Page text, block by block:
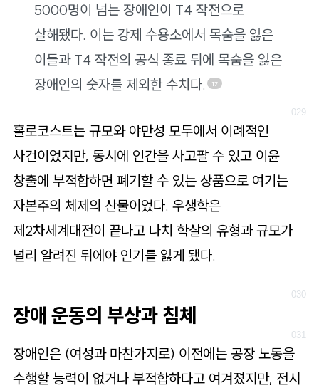
5000명이 넘는 장애인이 T4 작전으로
살해됐다. 이는 강제 수용소에서 목숨을 잃은
이들과 T4 작전의 공식 종료 뒤에 목숨을 잃은
장애인의 숫자를 제외한 수치다.
17
홀로코스트는 규모와 야만성 모두에서 이례적인
사건이었지만, 동시에 인간을 사고팔 수 있고 이윤
창출에 부적합하면 폐기할 수 있는 상품으로 여기는
자본주의 체제의 산물이었다. 우생학은
제2차세계대전이 끝나고 나치 학살의 유형과 규모가
널리 알려진 뒤에야 인기를 잃게 됐다.
장애 운동의 부상과 침체
장애인은 (여성과 마찬가지로) 이전에는 공장 노동을
수행할 능력이 없거나 부적합하다고 여겨졌지만, 전시